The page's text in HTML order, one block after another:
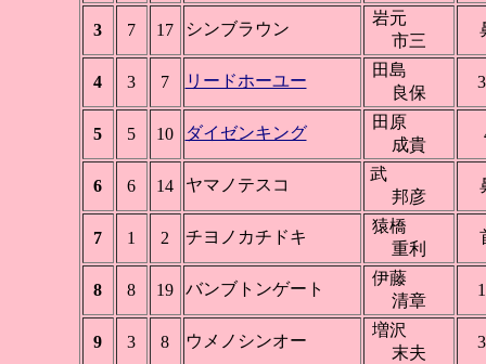
3 7 17 シンブラウン
岩元
市三
4 3 7 リードホーユー
田島
良保
5 5 10 ダイゼンキング
田原
成貴
6 6 14 ヤマノテスコ
武
邦彦
7 1 2 チヨノカチドキ
猿橋
重利
8 8 19 バンブトンゲート
伊藤
清章
9 3 8 ウメノシンオー
増沢
末夫